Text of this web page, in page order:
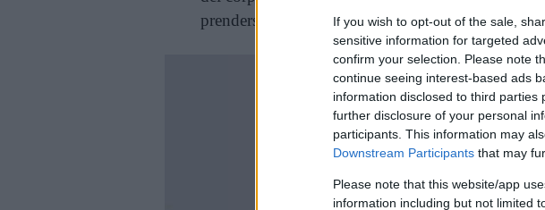
If you wish to opt-out of the sale,
sensitive information for targeted
confirm your selection. Please note
continue seeing interest-based ads
information disclosed to third
further disclosure of your personal
participants. This information may
Downstream Participants that may
Please note that this website/app
information including but not limited
prendersene cura, soprattutto in vista dell’estate,